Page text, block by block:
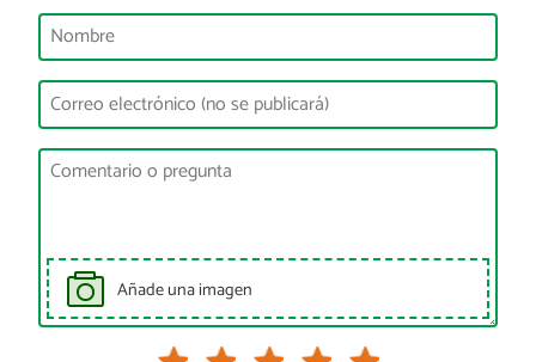
Añade una imagen